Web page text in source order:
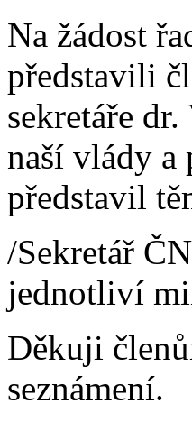
Na žádost
představili
sekretáře
naší vlády a
představil
/Sekretář
jednotliví
Děkuji
seznámení.